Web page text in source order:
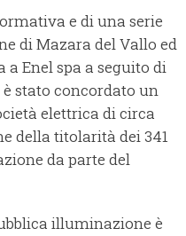
e di una serie
di Mazara del Vallo ed
a Enel spa a seguito di
stato concordato un
elettrica di circa
della titolarità dei 341
da parte del
illuminazione è